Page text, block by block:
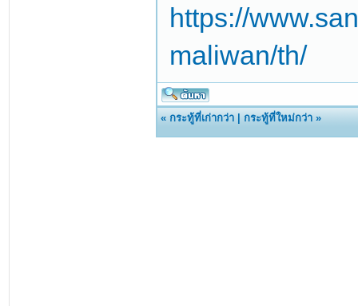
https://
maliwan/th/
«กระทู้ที่เก่ากว่า |กระทู้ที่ใหม่กว่า »